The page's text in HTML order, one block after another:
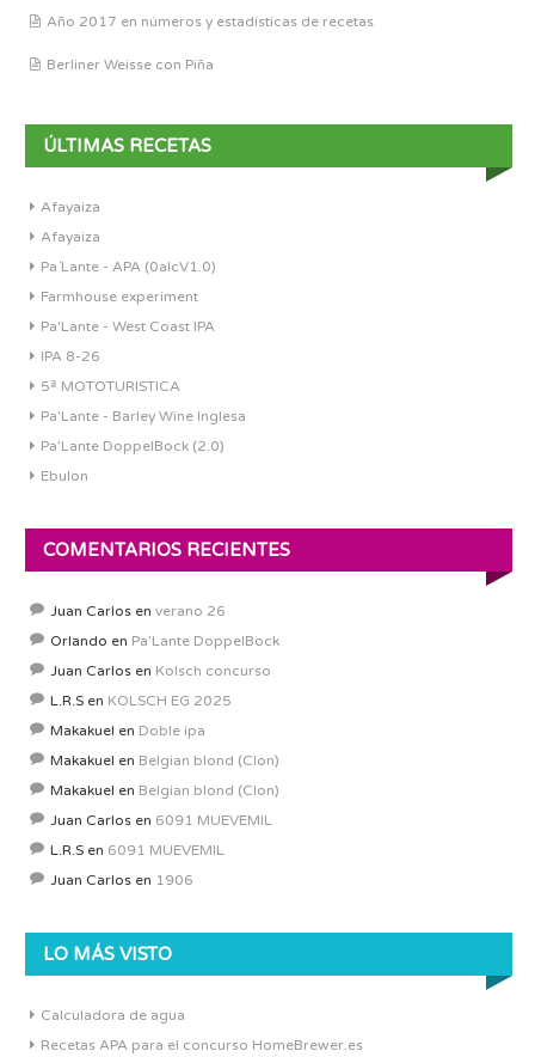
Año 2017 en números y estadísticas de recetas
Berliner Weisse con Piña
ÚLTIMAS RECETAS
Afayaiza
Afayaiza
Pa´Lante - APA (0alcV1.0)
Farmhouse experiment
Pa'Lante - West Coast IPA
IPA 8-26
5ª MOTOTURISTICA
Pa'Lante - Barley Wine Inglesa
Pa’Lante DoppelBock (2.0)
Ebulon
COMENTARIOS RECIENTES
Juan Carlos en verano 26
Orlando en Pa’Lante DoppelBock
Juan Carlos en Kolsch concurso
L.R.S en KOLSCH EG 2025
Makakuel en Doble ipa
Makakuel en Belgian blond (Clon)
Makakuel en Belgian blond (Clon)
Juan Carlos en 6091 MUEVEMIL
L.R.S en 6091 MUEVEMIL
Juan Carlos en 1906
LO MÁS VISTO
Calculadora de agua
Recetas APA para el concurso HomeBrewer.es